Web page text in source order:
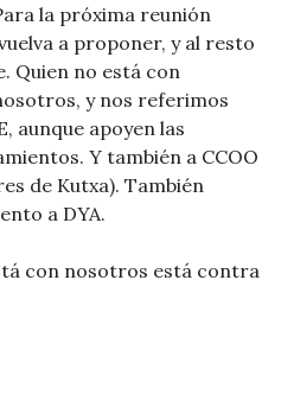
la próxima reunión
a proponer, y al resto
Quien no está con
y nos referimos
aunque apoyen las
Y también a CCOO
de Kutxa). También
a DYA.
con nosotros está contra